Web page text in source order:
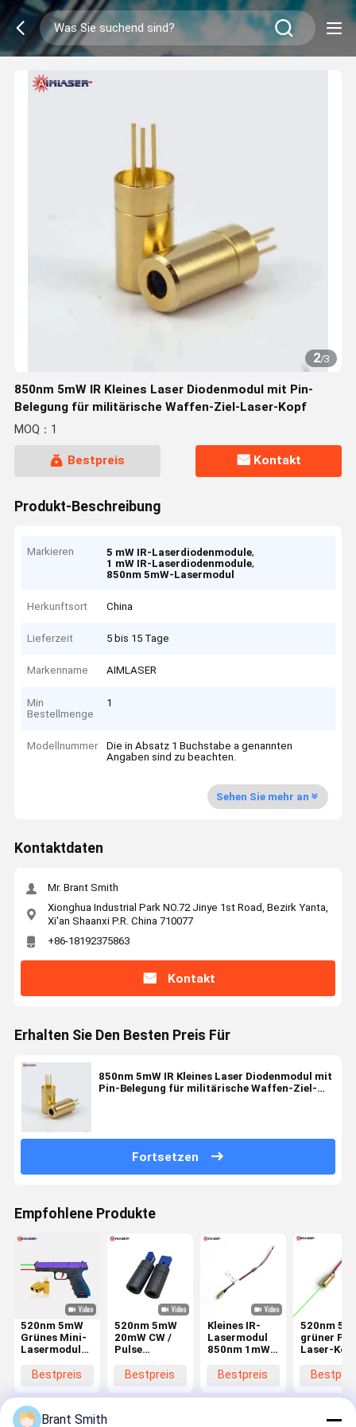
2/3
850nm 5mW IR Kleines Laser Diodenmodul mit Pin-
Belegung für militärische Waffen-Ziel-Laser-Kopf
MOQ：1
Bestpreis Kontakt
Produkt-Beschreibung
Markieren 5 mW IR-Laserdiodenmodule,
1 mW IR-Laserdiodenmodule,
850nm 5mW-Lasermodul
Herkunftsort China
Lieferzeit 5 bis 15 Tage
Markenname AIMLASER
Min
Bestellmenge
1
Modellnummer
Die in Absatz 1 Buchstabe a genannten
Angaben sind zu beachten.
Sehen Sie mehr an
Kontaktdaten
Mr. Brant Smith
Xionghua Industrial Park NO.72 Jinye 1st Road, Bezirk Yanta,
Xi'an Shaanxi P.R. China 710077
+86-18192375863
Kontakt
Erhalten Sie Den Besten Preis Für
850nm 5mW IR Kleines Laser Diodenmodul mit
Pin-Belegung für militärische Waffen-Ziel-
Fortsetzen
Empfohlene Produkte
520nm 5mW
Grünes Mini-
Lasermodul
dieBestpreis
520nm 5mW
20mW CW /
Pulse
Laserdiodenmodul
Fernerkundungsinstrument
Bestpreis
Kleines IR-
Lasermodul
850nm 1mW
Φ4x10mm
Waffen-
Bestpreis
520nm
grüner
Laser-
Mini-
mit
Brant Smith